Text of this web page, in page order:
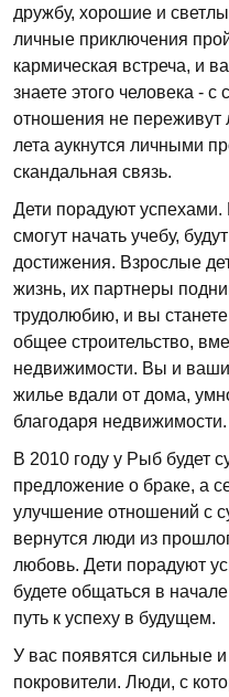
дружбу, хорошие и
личные приключения
кармическая встреча, и
знаете этого человека -
отношения не переживут
лета аукнутся личными
скандальная связь.
Дети порадуют успехами.
смогут начать учебу,
достижения. Взрослые
жизнь, их партнеры
трудолюбию, и вы
общее строительство,
недвижимости. Вы и
жилье вдали от дома,
благодаря недвижимости.
В 2010 году у Рыб будет
предложение о браке, а
улучшение отношений с
вернутся люди из
любовь. Дети порадуют
будете общаться в
путь к успеху в будущем.
У вас появятся сильные
покровители. Люди, с